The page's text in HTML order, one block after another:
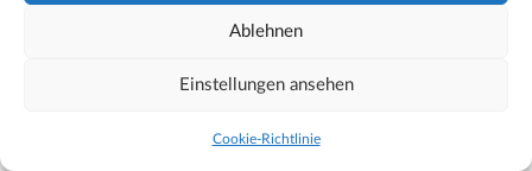
Ablehnen
Einstellungen ansehen
Cookie-Richtlinie
„Wörtersalat und Buchstabensuppe“
Bücherei Christuskirche Bonn